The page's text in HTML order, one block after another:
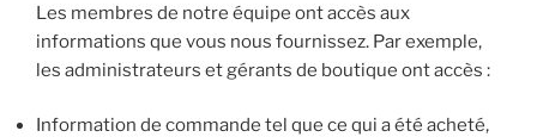
Les membres de notre équipe ont accès aux
informations que vous nous fournissez. Par exemple,
les administrateurs et gérants de boutique ont accès :
Information de commande tel que ce qui a été acheté,